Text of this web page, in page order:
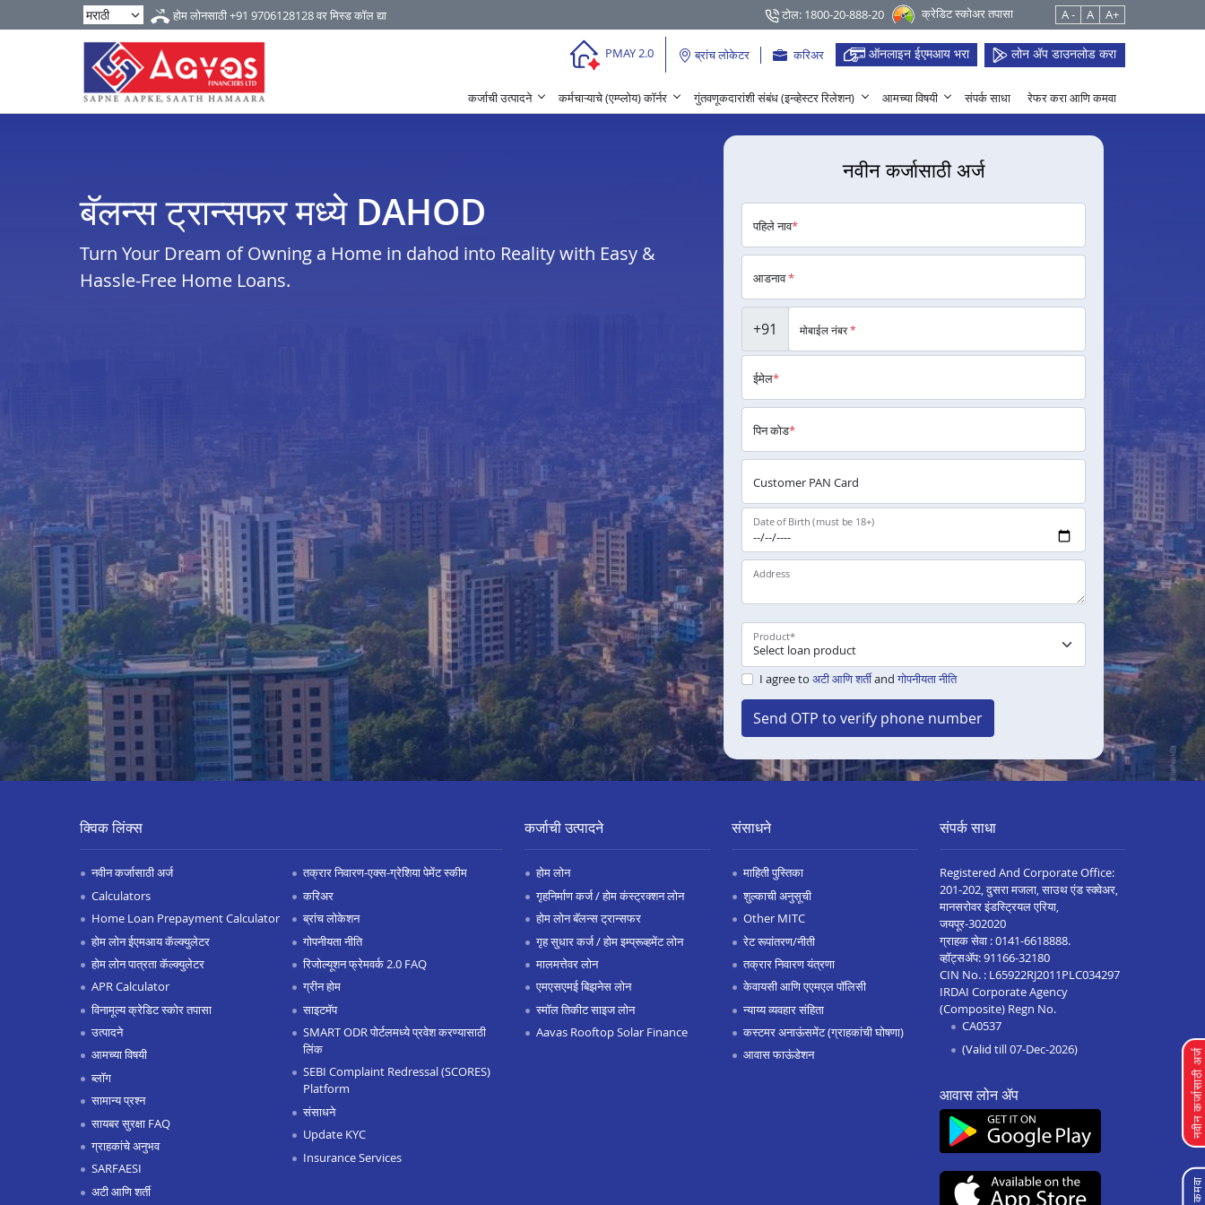
होम लोनसाठी+91 9706128128वर मिस्ड कॉल द्या टोल: 1800-20-888-20 क्रेडिट स्कोअर तपासा A - A A+
PMAY 2.0 ब्रांच लोकेटर करिअर ऑनलाइन ईएमआय भरा लोन ॲप डाउनलोड करा
कर्जाची उत्पादने कर्मचाऱ्याचे (एम्प्लोय) कॉर्नर गुंतवणूकदारांशी संबंध (इन्व्हेस्टर रिलेशन) आमच्या विषयी संपर्क साधा रेफर करा आणि कमवा
बॅलन्स ट्रान्सफर मध्ये DAHOD
Turn Your Dream of Owning a Home in dahod into Reality with Easy &
Hassle-Free Home Loans.
नवीन कर्जासाठी अर्ज
पहिले नाव*
आडनाव*
+91 मोबाईल नंबर*
ईमेल*
पिन कोड*
Customer PAN Card
Date of Birth (must be 18+)
Address
Product*
I agree to अटी आणि शर्तीand गोपनीयता नीति
Send OTP to verify phone number
नवीन कर्जासाठी अर्ज
क्विक लिंक्स
नवीन कर्जासाठी अर्ज
Calculators
Home Loan Prepayment Calculator
होम लोन ईएमआय कॅल्क्युलेटर
होम लोन पात्रता कॅल्क्युलेटर
APR Calculator
विनामूल्य क्रेडिट स्कोर तपासा
उत्पादने
आमच्या विषयी
ब्लॉग
सामान्य प्रश्न
सायबर सुरक्षा FAQ
ग्राहकांचे अनुभव
SARFAESI
अटी आणि शर्ती
तक्रार निवारण-एक्स-ग्रेशिया पेमेंट स्कीम
करिअर
ब्रांच लोकेशन
गोपनीयता नीति
रिजोल्यूशन फ्रेमवर्क 2.0 FAQ
ग्रीन होम
साइटमॅप
SMART ODR पोर्टलमध्ये प्रवेश करण्यासाठी
लिंक
SEBI Complaint Redressal (SCORES)
Platform
संसाधने
Update KYC
Insurance Services
कर्जाची उत्पादने
होम लोन
गृहनिर्माण कर्ज / होम कंस्ट्रक्शन लोन
होम लोन बॅलन्स ट्रान्सफर
गृह सुधार कर्ज / होम इम्प्रूव्हमेंट लोन
मालमत्तेवर लोन
एमएसएमई बिझनेस लोन
स्मॉल तिकीट साइज लोन
Aavas Rooftop Solar Finance
संसाधने
माहिती पुस्तिका
शुल्काची अनुसूची
Other MITC
रेट रूपांतरण/नीती
तक्रार निवारण यंत्रणा
केवायसी आणि एएमएल पॉलिसी
न्याय्य व्यवहार संहिता
कस्टमर अनाऊंसमेंट (ग्राहकांची घोषणा)
आवास फाऊंडेशन
संपर्क साधा
Registered And Corporate Office:
201-202, दुसरा मजला, साउथ एंड स्क्वेअर,
मानसरोवर इंडस्ट्रियल एरिया,
जयपूर-302020
ग्राहक सेवा :0141-6618888.
व्हॉट्सॲप:91166-32180
CIN No. : L65922RJ2011PLC034297
IRDAI Corporate Agency
(Composite) Regn No.
CA0537
(Valid till 07-Dec-2026)
आवास लोन ॲप